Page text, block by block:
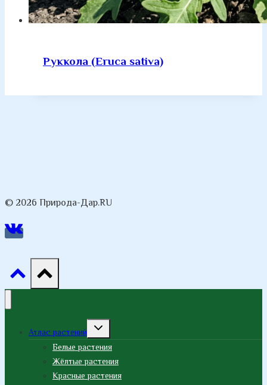
Руккола (Eruca sativa)
© 2026 Природа-Дар.RU
Атлас растений
Переключить
меню
Белые растения
Жёлтые растения
Красные растения